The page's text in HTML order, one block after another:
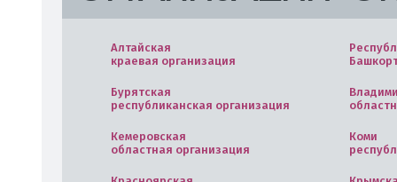
Алтайская
краевая организация
Бурятская
республиканская организация
Кемеровская
областная организация
Коми